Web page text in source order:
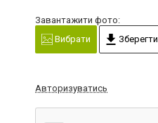
Завантажити фото:
Вибрати
Зберегти
Авторизуватись